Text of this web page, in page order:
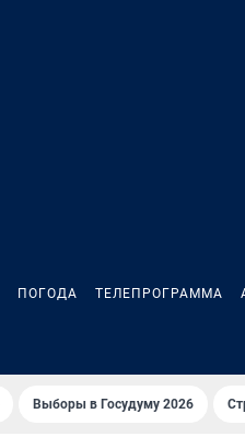
ПОГОДА ТЕЛЕПРОГРАММА
Выборы в Госудуму 2026